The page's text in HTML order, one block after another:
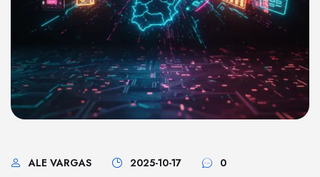
ALE VARGAS 2025-10-17 0